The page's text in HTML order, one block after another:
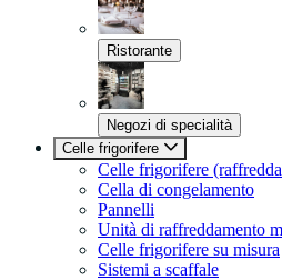
Ristorante
Negozi di specialità
Celle frigorifere
Celle frigorifere
Cella di congelamento
Pannelli
Unità di raffreddamento
Celle frigorifere su misura
Sistemi a scaffale